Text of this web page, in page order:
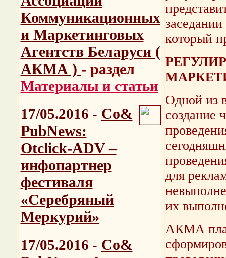
Коммуникационных
и Маркетинговых
Агентств Беларуси (
АКМА ) - раздел
Материалы и статьи
17/05.2016 - Со&
PubNews:
Otclick-ADV –
инфопартнер
фестиваля
«Серебряный
Меркурий»
17/05.2016 - Со&
который
Одной из
создание
для
их
АКМА